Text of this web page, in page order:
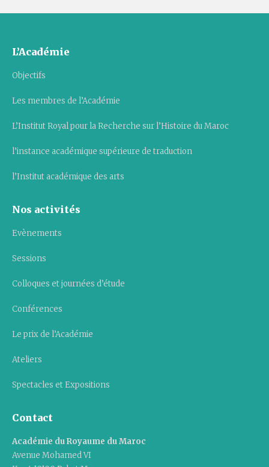
L’Académie
Objectifs
Les membres de l’Académie
L’Institut Royal pour la Recherche sur l’Histoire du Maroc
l’instance académique supérieure de traduction
l’Institut académique des arts
Nos activités
Evènements
Sessions
Colloques et journées d’étude
Conférences
Le prix de l’Académie
Ateliers
Spectacles et Expositions
Contact
Académie du Royaume du Maroc
Avenue Mohamed VI